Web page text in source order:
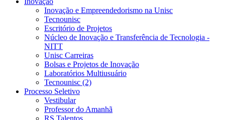
Inovação e Empreendedorismo na Unisc
Tecnounisc
Escritório de Projetos
Núcleo de Inovação e Transferência de Tecnologia -
NITT
Unisc Carreiras
Bolsas e Projetos de Inovação
Laboratórios Multiusuário
Tecnounisc (2)
Processo Seletivo
Vestibular
Professor do Amanhã
RS Talentos